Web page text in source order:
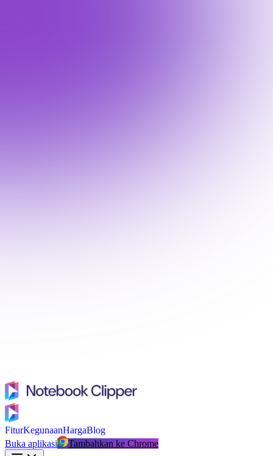
FiturKegunaanHargaBlog
Buka aplikasi
Tambahkan ke Chrome